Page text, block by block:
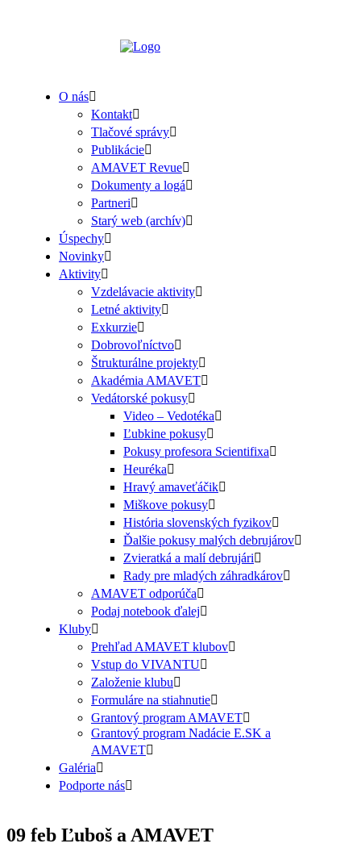
O nás
Kontakt
Tlačové správy
Publikácie
AMAVET Revue
Dokumenty a logá
Partneri
Starý web (archív)
Úspechy
Novinky
Aktivity
Vzdelávacie aktivity
Letné aktivity
Exkurzie
Dobrovoľníctvo
Štrukturálne projekty
Akadémia AMAVET
Vedátorské pokusy
Video – Vedotéka
Ľubkine pokusy
Pokusy profesora Scientifixa
Heuréka
Hravý amaveťáčik
Miškove pokusy
História slovenských fyzikov
Ďalšie pokusy malých debrujárov
Zvieratká a malí debrujári
Rady pre mladých záhradkárov
AMAVET odporúča
Podaj notebook ďalej
Kluby
Prehľad AMAVET klubov
Vstup do VIVANTU
Založenie klubu
Formuláre na stiahnutie
Grantový program AMAVET
Grantový program Nadácie E.SK a
AMAVET
Galéria
Podporte nás
09 feb Ľuboš a AMAVET